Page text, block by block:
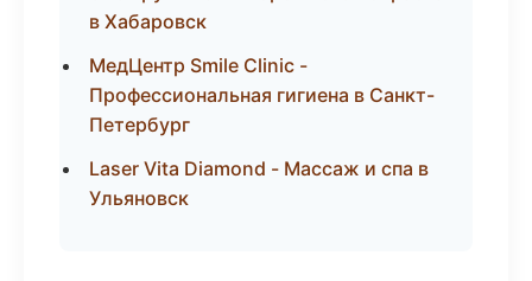
в Хабаровск
МедЦентр Smile Clinic -
Профессиональная гигиена в Санкт-
Петербург
Laser Vita Diamond - Массаж и спа в
Ульяновск